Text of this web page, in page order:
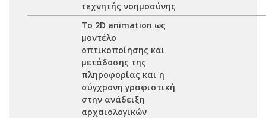
τεχνητής νοημοσύνης
Το 2D animation ως
μοντέλο
οπτικοποίησης και
μετάδοσης της
πληροφορίας και η
σύγχρονη γραφιστική
στην ανάδειξη
αρχαιολογικών